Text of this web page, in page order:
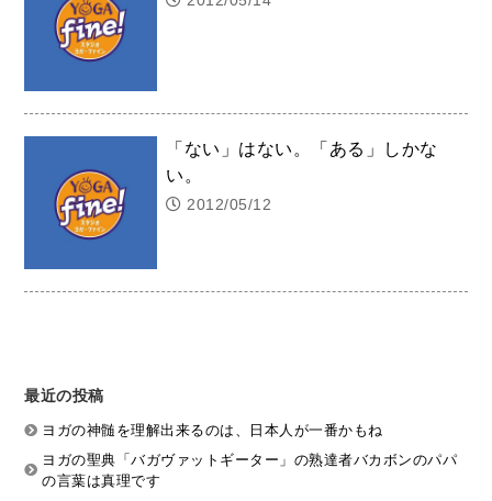
「ない」はない。「ある」しかな
い。
2012/05/12
最近の投稿
ヨガの神髄を理解出来るのは、日本人が一番かもね
ヨガの聖典「バガヴァットギーター」の熟達者バカボンのパパ
の言葉は真理です